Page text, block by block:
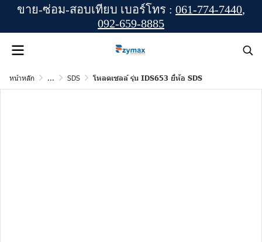
ขาย-ซ่อม-สอบเทียบ เบอร์โทร : 061-774-7440,
092-659-8885
หน้าหลัก ... SDS โหลดเซลล์ รุ่น IDS653 ยี่ห้อ SDS